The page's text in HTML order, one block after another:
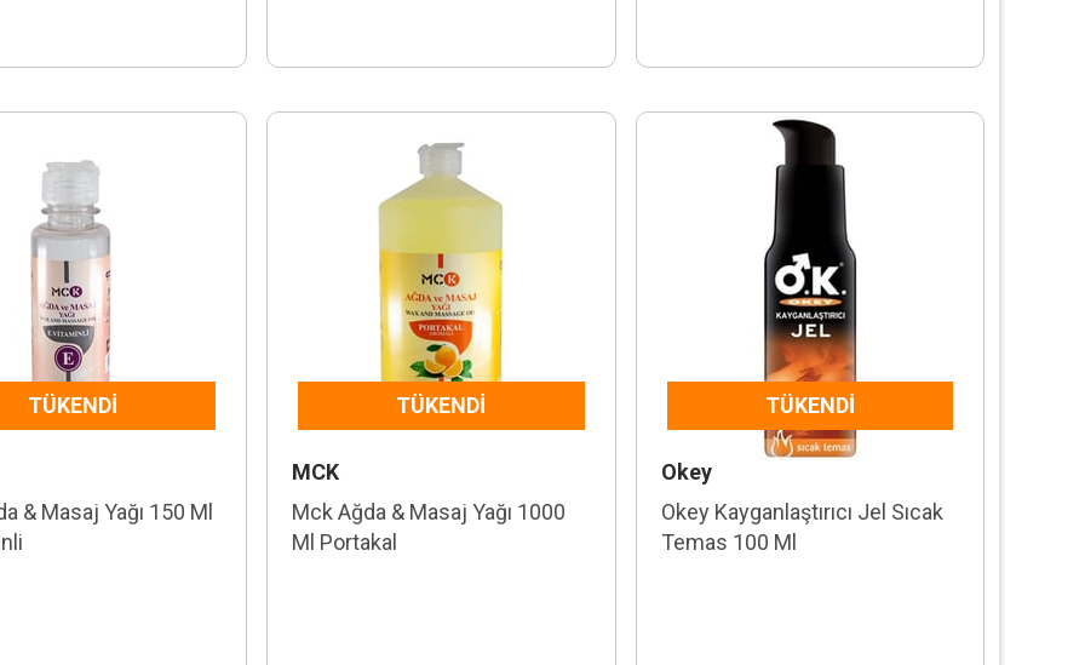
TÜKENDI
& Masaj Yağı 150 Ml
TÜKENDI
MCK
Mck Ağda & Masaj Yağı 1000
Ml Portakal
TÜKENDI
Okey
Okey Kayganlaştırıcı Jel Sıcak
Temas 100 Ml